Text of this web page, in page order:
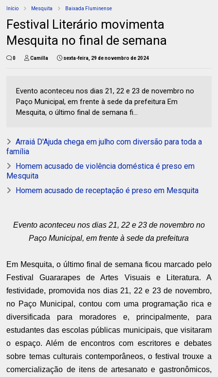
Início Mesquita Baixada Fluminense
Festival Literário movimenta
Mesquita no final de semana
0 Camilla sexta-feira, 29 de novembro de 2024
Evento aconteceu nos dias 21, 22 e 23 de novembro no
Paço Municipal, em frente à sede da prefeitura Em
Mesquita, o último final de semana fi...
Arraiá D'Ajuda chega em julho com diversão para toda a
família
Homem acusado de violência doméstica é preso em
Mesquita
Homem acusado de receptação é preso em Mesquita
Evento aconteceu nos dias 21, 22 e 23 de novembro no
Paço Municipal, em frente à sede da prefeitura
Em Mesquita, o último final de semana ficou marcado pelo
Festival Guararapes de Artes Visuais e Literatura. A
festividade, promovida nos dias 21, 22 e 23 de novembro,
no Paço Municipal, contou com uma programação rica e
diversificada para moradores e, principalmente, para
estudantes das escolas públicas municipais, que visitaram
o espaço. Além de encontros com escritores e debates
sobre temas culturais contemporâneos, o festival trouxe a
comercialização de itens de artesanato e gastronômicos,